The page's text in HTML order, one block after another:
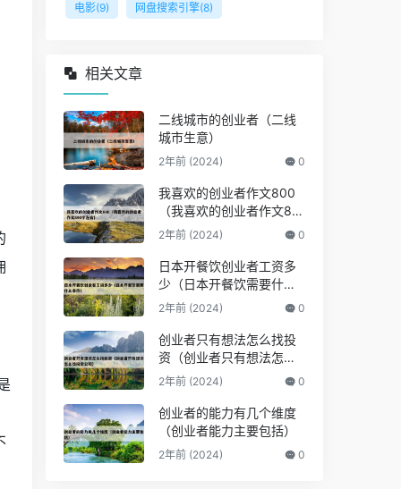
电影(9) 网盘搜索引擎(8)
相关文章
二线城市的创业者（二线
城市生意）
2年前 (2024) 0
我喜欢的创业者作文800
（我喜欢的创业者作文80
0字左右）
2年前 (2024) 0
日本开餐饮创业者工资多
少（日本开餐饮需要什么
条件）
2年前 (2024) 0
创业者只有想法怎么找投
资（创业者只有想法怎么
找投资公司）
2年前 (2024) 0
创业者的能力有几个维度
（创业者能力主要包括）
2年前 (2024) 0